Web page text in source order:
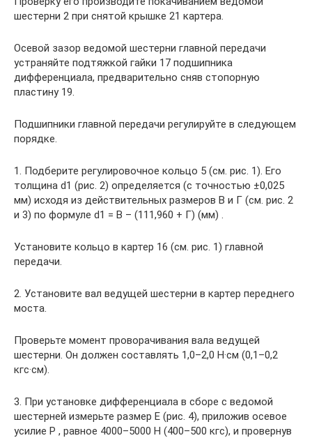
шестерни 2 при снятой крышке 21 картера.
Осевой зазор ведомой шестерни главной передачи
устраняйте подтяжкой гайки 17 подшипника
дифференциала, предварительно сняв стопорную
пластину 19.
Подшипники главной передачи регулируйте в следующем
порядке.
1. Подберите регулировочное кольцо 5 (см. рис. 1). Его
толщина d1 (рис. 2) определяется (с точностью ±0,025
мм) исходя из действительных размеров В и Г (см. рис. 2
и 3) по формуле d1 = B – (111,960 + Г) (мм) .
Установите кольцо в картер 16 (см. рис. 1) главной
передачи.
2. Установите вал ведущей шестерни в картер переднего
моста.
Проверьте момент проворачивания вала ведущей
шестерни. Он должен составлять 1,0–2,0 Н·см (0,1–0,2
кгс·см).
3. При установке дифференциала в сборе с ведомой
шестерней измерьте размер Е (рис. 4), приложив осевое
усилие Р , равное 4000–5000 Н (400–500 кгс), и провернув